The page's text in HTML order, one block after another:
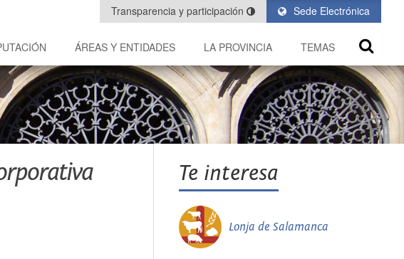
Sede Electrónica
Transparencia y participación
ÁREAS Y ENTIDADES LA PROVINCIA TEMAS
Te interesa
Lonja de Salamanca